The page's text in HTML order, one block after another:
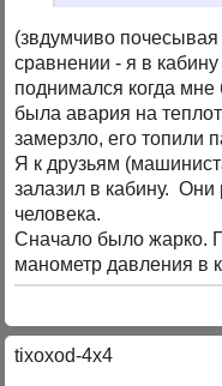
(звдумчиво
сравнении - я в
поднимался когда
была авария на
замерзло, его топили
Я к друзьям
залазил в кабину.
человека.
Сначало было жарко.
манометр давления в
tixoxod-4x4